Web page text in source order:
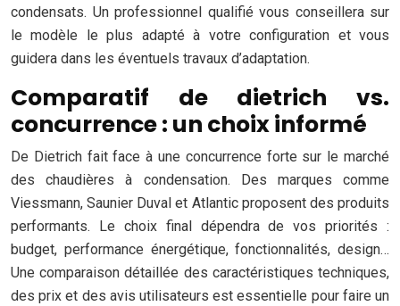
condensats. Un professionnel qualifié vous conseillera sur
le modèle le plus adapté à votre configuration et vous
guidera dans les éventuels travaux d’adaptation.
Comparatif de dietrich vs.
concurrence : un choix informé
De Dietrich fait face à une concurrence forte sur le marché
des chaudières à condensation. Des marques comme
Viessmann, Saunier Duval et Atlantic proposent des produits
performants. Le choix final dépendra de vos priorités :
budget, performance énergétique, fonctionnalités, design…
Une comparaison détaillée des caractéristiques techniques,
des prix et des avis utilisateurs est essentielle pour faire un